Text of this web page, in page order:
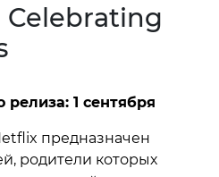
Celebrating
релиза: 1 сентября
предназначен
родители которых